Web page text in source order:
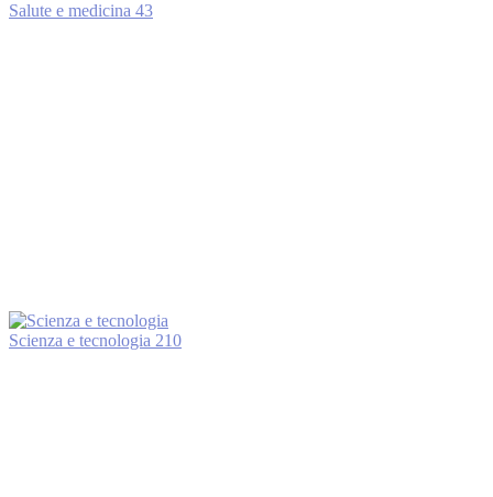
Salute e medicina 43
Scienza e tecnologia 210